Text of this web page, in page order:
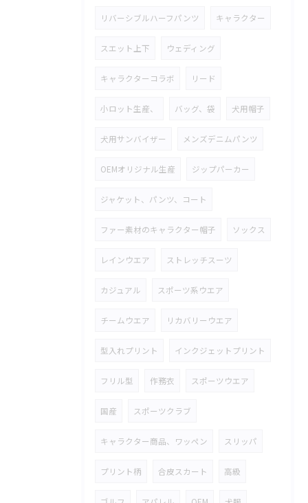
リバーシブルハーフパンツ キャラクター
スエット上下 ウェディング
キャラクターコラボ リード
小ロット生産、 バッグ、袋 犬用帽子
犬用サンバイザー メンズデニムパンツ
OEMオリジナル生産 ジップパーカー
ジャケット、パンツ、コート
ファー素材のキャラクター帽子 ソックス
レインウエア ストレッチスーツ
カジュアル スポーツ系ウエア
チームウエア リカバリーウエア
型入れプリント インクジェットプリント
フリル型 作務衣 スポーツウエア
国産 スポーツクラブ
キャラクター商品、ワッペン スリッパ
プリント柄 合皮スカート 高級